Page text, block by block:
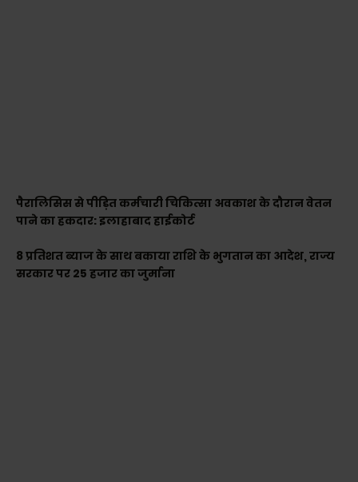
पैरालिसिस से पीड़ित कर्मचारी चिकित्सा अवकाश के दौरान वेतन
पाने का हकदार: इलाहाबाद हाईकोर्ट
8 प्रतिशत ब्याज के साथ बकाया राशि के भुगतान का आदेश, राज्य
सरकार पर 25 हजार का जुर्माना